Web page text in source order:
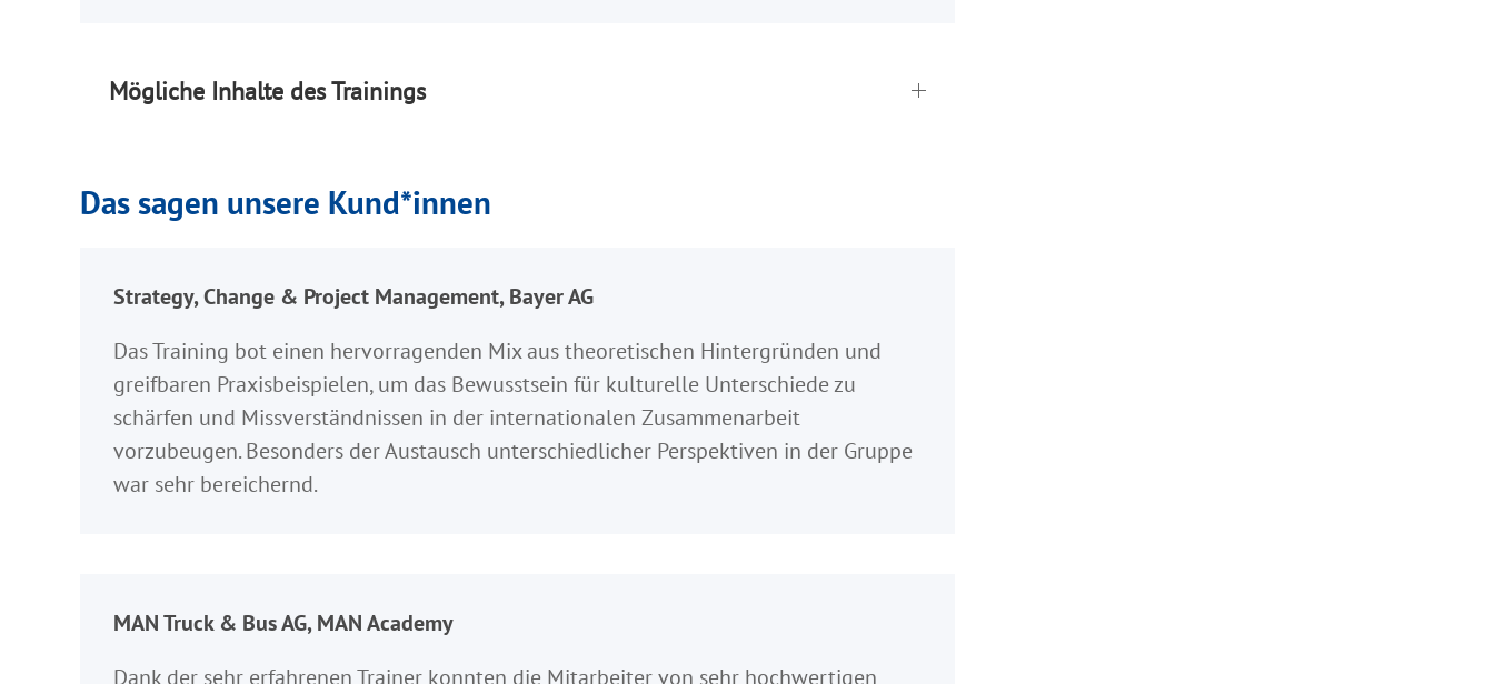
Mögliche Inhalte des Trainings
Das sagen unsere Kund*innen
Strategy, Change & Project Management, Bayer AG
Das Training bot einen hervorragenden Mix aus theoretischen Hintergründen und
greifbaren Praxisbeispielen, um das Bewusstsein für kulturelle Unterschiede zu
schärfen und Missverständnissen in der internationalen Zusammenarbeit
vorzubeugen. Besonders der Austausch unterschiedlicher Perspektiven in der Gruppe
war sehr bereichernd.
MAN Truck & Bus AG, MAN Academy
Dank der sehr erfahrenen Trainer konnten die Mitarbeiter von sehr hochwertigen